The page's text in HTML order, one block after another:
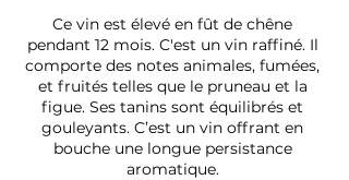
Ce vin est élevé en fût de chêne
pendant 12 mois. C'est un vin raffiné. Il
comporte des notes animales, fumées,
et fruités telles que le pruneau et la
figue. Ses tanins sont équilibrés et
gouleyants. C’est un vin offrant en
bouche une longue persistance
aromatique.